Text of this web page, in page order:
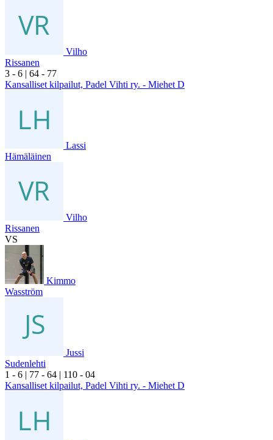
Vilho
Rissanen
3 - 6 | 64 - 77
Kansalliset kilpailut, Padel Vihti ry. - Miehet D
Lassi
Hämäläinen
Vilho
Rissanen
VS
Kimmo
Wasström
Jussi
Sudenlehti
1 - 6 | 77 - 64 | 110 - 04
Kansalliset kilpailut, Padel Vihti ry. - Miehet D